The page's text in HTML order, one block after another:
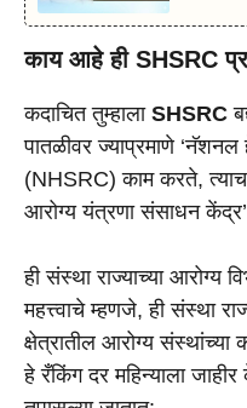
काय आहे ही SHSRC
कदाचित तुम्हाला SHSRC
पातळीवर ज्याप्रमाणे ‘नॅशनल
(NHSRC) काम करते, त्याच
आरोग्य यंत्रणा संसाधन
ही संस्था राज्याच्या आरोग्य
महत्त्वाचे म्हणजे, ही संस्था
क्षेत्रातील आरोग्य संस्थांच्या
हे रँकिंग दर महिन्याला